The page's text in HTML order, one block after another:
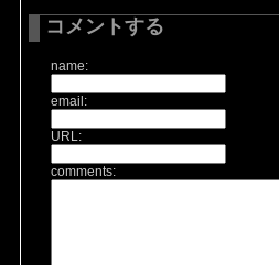
コメントする
name:
email:
URL:
comments: